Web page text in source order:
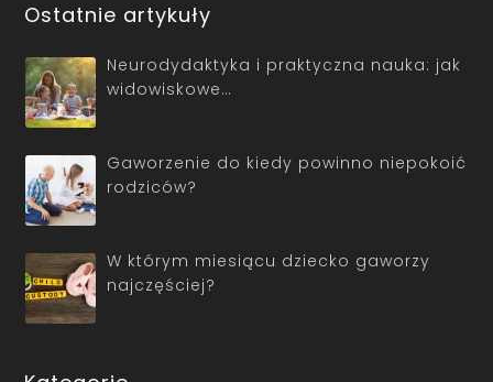
Ostatnie artykuły
Neurodydaktyka i praktyczna nauka: jak
widowiskowe…
Gaworzenie do kiedy powinno niepokoić
rodziców?
W którym miesiącu dziecko gaworzy
najczęściej?